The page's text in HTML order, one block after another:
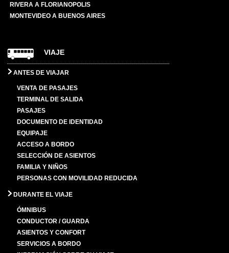
RIVERA A FLORIANOPOLIS
MONTEVIDEO A BUENOS AIRES
VIAJE
ANTES DE VIAJAR
VENTA DE PASAJES
TERMINAL DE SALIDA
PASAJES
DOCUMENTO DE IDENTIDAD
EQUIPAJE
ACCESO A BORDO
SELECCIÓN DE ASIENTOS
FAMILIA Y NIÑOS
PERSONAS CON MOVILIDAD REDUCIDA
DURANTE EL VIAJE
ÓMNIBUS
CONDUCTOR / GUARDA
ASIENTOS Y CONFORT
SERVICIOS A BORDO